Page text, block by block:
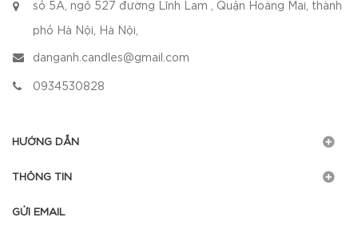
số 5A, ngõ 527 đường Lĩnh Lam , Quận Hoàng Mai, thành
phố Hà Nội, Hà Nội,
danganh.candles@gmail.com
0934530828
HƯỚNG DẪN
THÔNG TIN
GỬI EMAIL